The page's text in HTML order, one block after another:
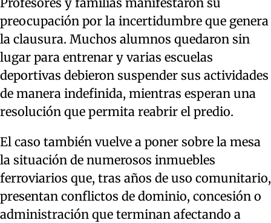
preocupación por la incertidumbre que genera
la clausura. Muchos alumnos quedaron sin
lugar para entrenar y varias escuelas
deportivas debieron suspender sus actividades
de manera indefinida, mientras esperan una
resolución que permita reabrir el predio.
El caso también vuelve a poner sobre la mesa
la situación de numerosos inmuebles
ferroviarios que, tras años de uso comunitario,
presentan conflictos de dominio, concesión o
administración que terminan afectando a